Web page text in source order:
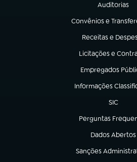
Auditorias
(abre em
Convênios e
(abre em nova aba)
Receitas e
(abre em nova
Licitações e
(abre em nova aba)
Empregados
(abre em nova
Informações
(abre em nova aba)
SIC
(abre em
Perguntas
(abre em nova aba)
Dados Abertos
(abre em nova
Sanções
(abre em nova aba)